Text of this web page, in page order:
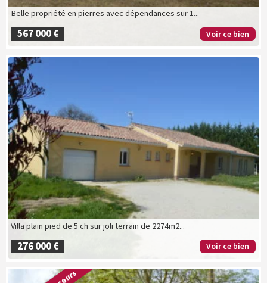
Belle propriété en pierres avec dépendances sur 1...
567 000 € Voir ce bien
Villa plain pied de 5 ch sur joli terrain de 2274m2...
276 000 € Voir ce bien